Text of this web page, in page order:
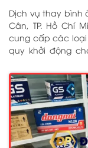
Dịch vụ thay bình
Cân, TP. Hồ Chí
cung cấp các
quy khởi động
hiệu như: GS,
BOSCH, ROCKET.